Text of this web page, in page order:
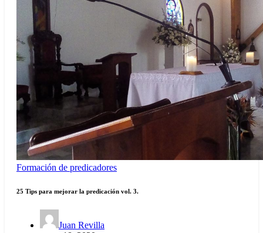
Formación de predicadores
25 Tips para mejorar la predicación vol. 3.
Juan Revilla